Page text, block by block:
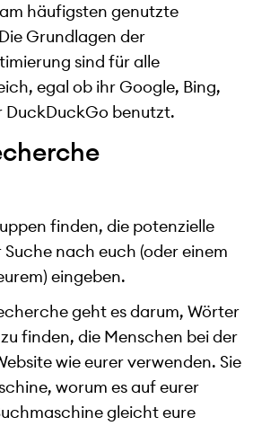
häufigsten genutzte
Grundlagen der
sind für alle
egal ob ihr Google, Bing,
DuckDuckGo benutzt.
finden, die potenzielle
nach euch (oder einem
eingeben.
geht es darum, Wörter
finden, die Menschen bei der
wie eurer verwenden. Sie
worum es auf eurer
gleicht eure